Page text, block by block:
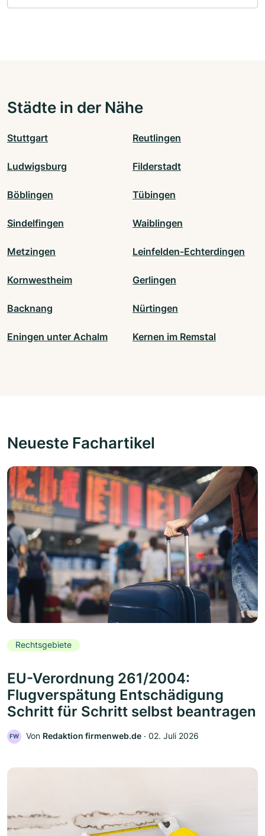
Städte in der Nähe
Stuttgart Reutlingen
Ludwigsburg Filderstadt
Böblingen Tübingen
Sindelfingen Waiblingen
Metzingen Leinfelden-Echterdingen
Kornwestheim Gerlingen
Backnang Nürtingen
Eningen unter Achalm Kernen im Remstal
Neueste Fachartikel
Rechtsgebiete
EU-Verordnung 261/2004:
Flugverspätung Entschädigung
Schritt für Schritt selbst beantragen
FW Von Redaktion firmenweb.de ‧ 02. Juli 2026